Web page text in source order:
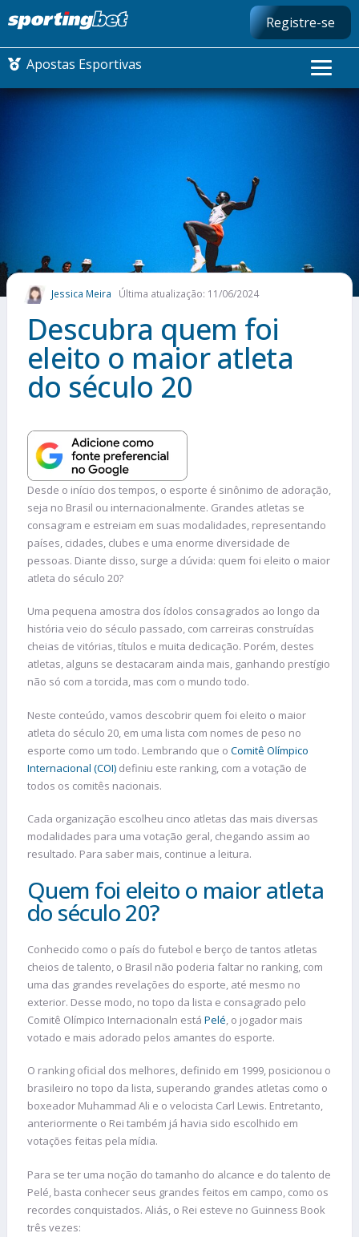
Registre-se
Apostas Esportivas
FUTEBOL NACIONAL
FUTEBOL INTERNACIONAL
COMO APOSTAR
MAIS ESPORTES
Jessica Meira Última atualização: 11/06/2024
Descubra quem foi
eleito o maior atleta
do século 20
Desde o início dos tempos, o esporte é sinônimo de adoração,
seja no Brasil ou internacionalmente. Grandes atletas se
consagram e estreiam em suas modalidades, representando
países, cidades, clubes e uma enorme diversidade de
pessoas. Diante disso, surge a dúvida: quem foi eleito o maior
atleta do século 20?
Uma pequena amostra dos ídolos consagrados ao longo da
história veio do século passado, com carreiras construídas
cheias de vitórias, títulos e muita dedicação. Porém, destes
atletas, alguns se destacaram ainda mais, ganhando prestígio
não só com a torcida, mas com o mundo todo.
Neste conteúdo, vamos descobrir quem foi eleito o maior
atleta do século 20, em uma lista com nomes de peso no
esporte como um todo. Lembrando que o Comitê Olímpico
Internacional (COI) definiu este ranking, com a votação de
todos os comitês nacionais.
Cada organização escolheu cinco atletas das mais diversas
modalidades para uma votação geral, chegando assim ao
resultado. Para saber mais, continue a leitura.
Quem foi eleito o maior atleta
do século 20?
Conhecido como o país do futebol e berço de tantos atletas
cheios de talento, o Brasil não poderia faltar no ranking, com
uma das grandes revelações do esporte, até mesmo no
exterior. Desse modo, no topo da lista e consagrado pelo
Comitê Olímpico Internacionaln está Pelé, o jogador mais
votado e mais adorado pelos amantes do esporte.
O ranking oficial dos melhores, definido em 1999, posicionou o
brasileiro no topo da lista, superando grandes atletas como o
boxeador Muhammad Ali e o velocista Carl Lewis. Entretanto,
anteriormente o Rei também já havia sido escolhido em
votações feitas pela mídia.
Para se ter uma noção do tamanho do alcance e do talento de
Pelé, basta conhecer seus grandes feitos em campo, como os
recordes conquistados. Aliás, o Rei esteve no Guinness Book
três vezes: